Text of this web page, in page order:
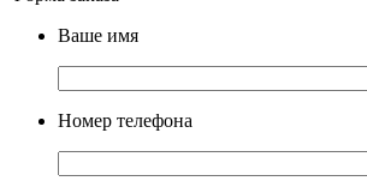
Ваше имя
Номер телефона